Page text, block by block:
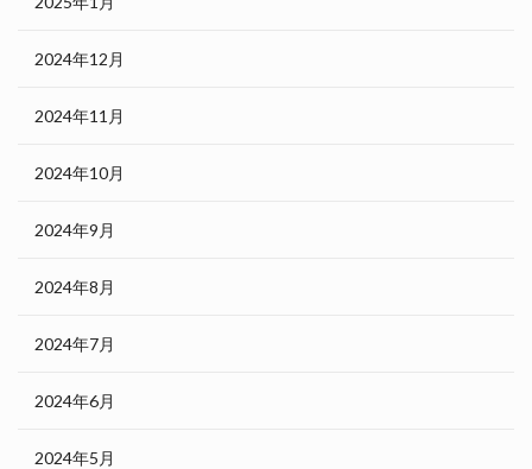
2024年12月
2024年11月
2024年10月
2024年9月
2024年8月
2024年7月
2024年6月
2024年5月